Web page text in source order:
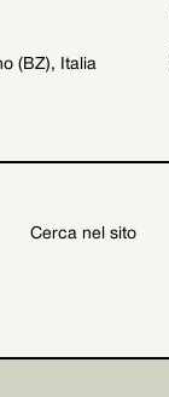
(BZ), Italia
Cerca nel sito